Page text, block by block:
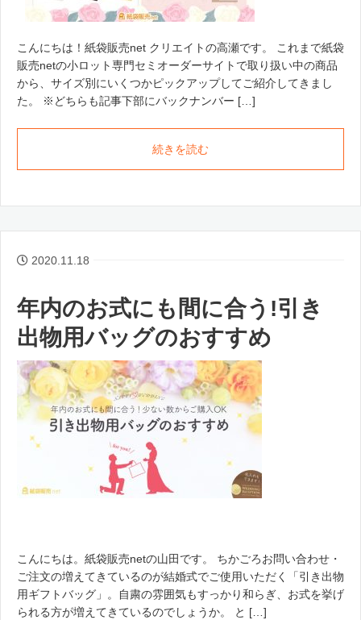
こんにちは！紙袋販売net クリエイトの高瀬です。 これまで紙袋
販売netの小ロット専門セミオーダーサイトで取り扱い中の商品
から、サイズ別にいくつかピックアップしてご紹介してきまし
た。 ※どちらも記事下部にバックナンバー […]
続きを読む
2020.11.18
年内のお式にも間に合う!引き
出物用バッグのおすすめ
こんにちは。紙袋販売netの山田です。 ちかごろお問い合わせ・
ご注文の増えてきているのが結婚式でご使用いただく「引き出物
用ギフトバッグ」。自粛の雰囲気もすっかり和らぎ、お式を挙げ
られる方が増えてきているのでしょうか。 と […]